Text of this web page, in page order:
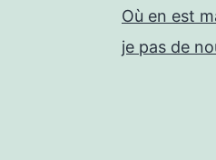
Où en est
je pas de